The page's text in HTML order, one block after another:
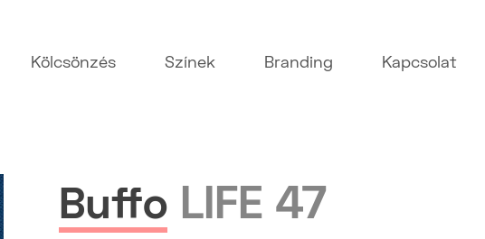
Kölcsönzés Színek Branding Kapcsolat
BuffoLIFE 47